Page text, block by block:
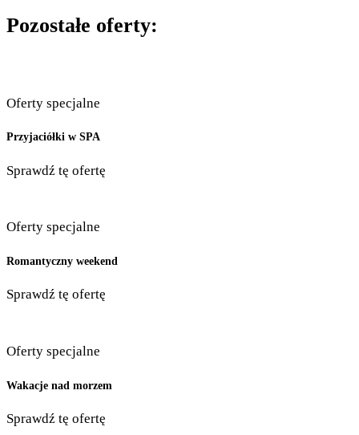
Pozostałe oferty:
Oferty specjalne
Przyjaciółki w SPA
Sprawdź tę ofertę
Oferty specjalne
Romantyczny weekend
Sprawdź tę ofertę
Oferty specjalne
Wakacje nad morzem
Sprawdź tę ofertę